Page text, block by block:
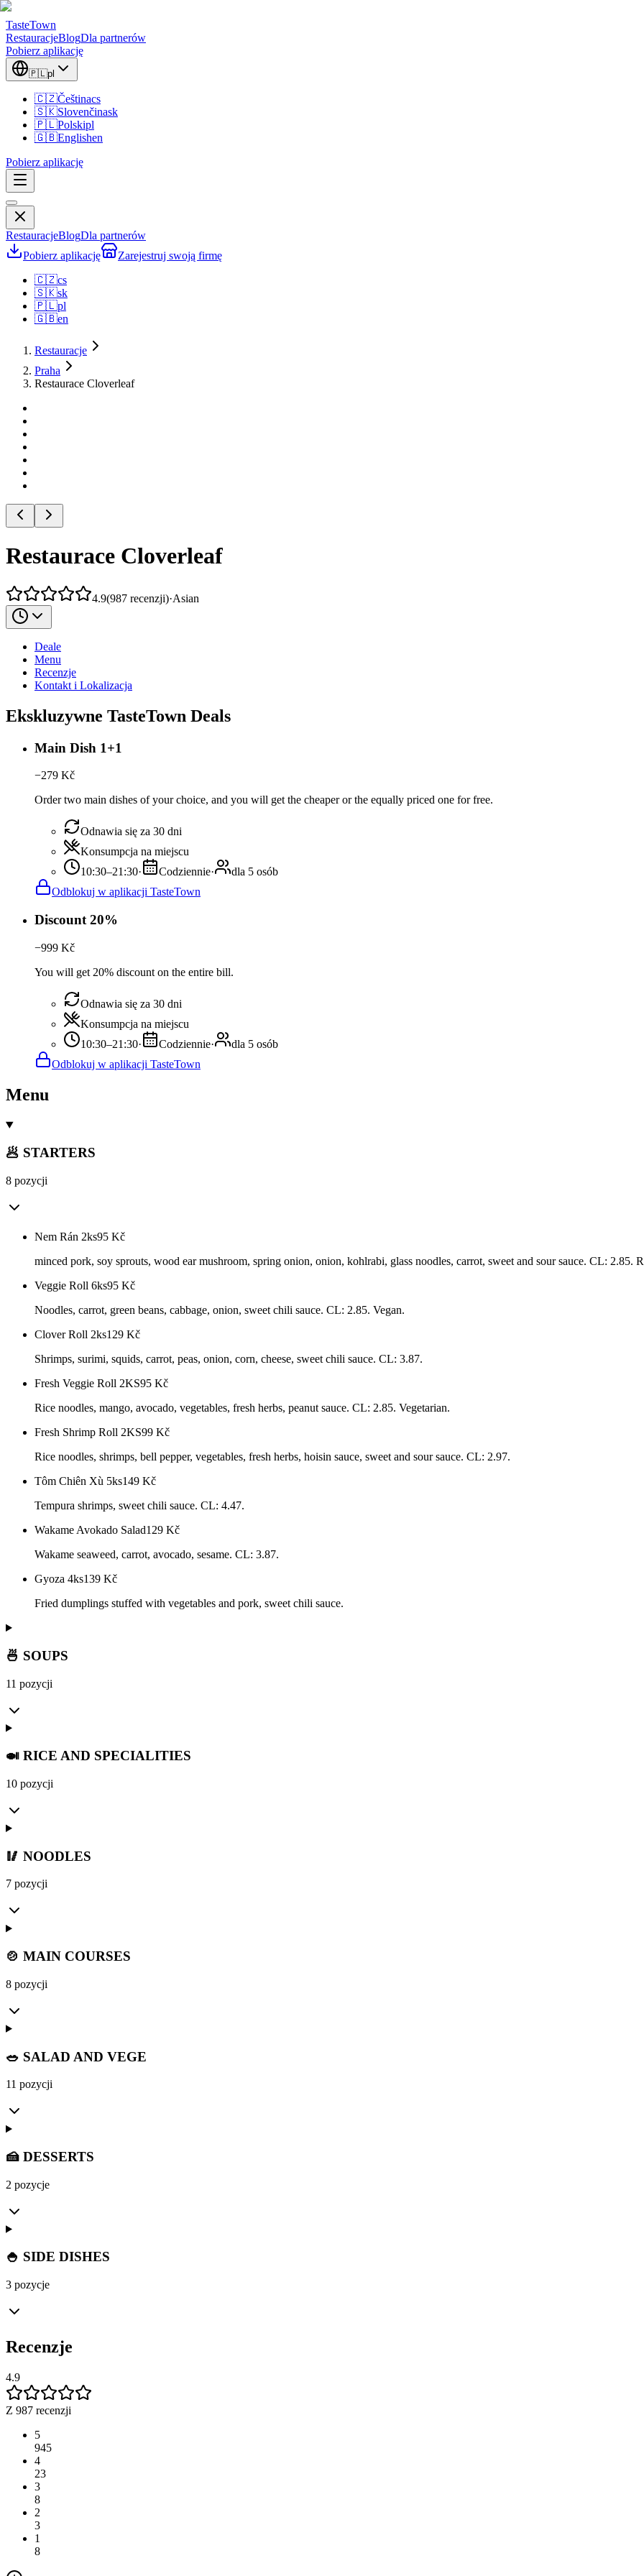
TasteTown
RestauracjeBlogDla partnerów
Pobierz aplikację
🇵🇱pl
🇨🇿Češtinacs
🇸🇰Slovenčinask
🇵🇱Polskipl
🇬🇧Englishen
Pobierz aplikację
RestauracjeBlogDla partnerów
Pobierz aplikację
Zarejestruj swoją firmę
🇨🇿cs
🇸🇰sk
🇵🇱pl
🇬🇧en
Restauracje
Praha
Restaurace Cloverleaf
Restaurace Cloverleaf
4.9(987 recenzji)·Asian
Deale
Menu
Recenzje
Kontakt i Lokalizacja
Ekskluzywne TasteTown Deals
Main Dish 1+1
−279 Kč
Order two main dishes of your choice, and you will get the cheaper or the equally priced one for free.
Odnawia się za 30 dni
Konsumpcja na miejscu
10:30–21:30· Codziennie·
dla 5 osób
Odblokuj w aplikacji TasteTown
Discount 20%
−999 Kč
You will get 20% discount on the entire bill.
Odnawia się za 30 dni
Konsumpcja na miejscu
10:30–21:30· Codziennie·
dla 5 osób
Odblokuj w aplikacji TasteTown
Menu
🥟 STARTERS
8 pozycji
Nem Rán 2ks95 Kč
minced pork, soy sprouts, wood ear mushroom, spring onion, onion, kohlrabi, glass noodles, carrot, sweet and sour sauce. CL: 2.85.
Veggie Roll 6ks95 Kč
Noodles, carrot, green beans, cabbage, onion, sweet chili sauce. CL: 2.85. Vegan.
Clover Roll 2ks129 Kč
Shrimps, surimi, squids, carrot, peas, onion, corn, cheese, sweet chili sauce. CL: 3.87.
Fresh Veggie Roll 2KS95 Kč
Rice noodles, mango, avocado, vegetables, fresh herbs, peanut sauce. CL: 2.85. Vegetarian.
Fresh Shrimp Roll 2KS99 Kč
Rice noodles, shrimps, bell pepper, vegetables, fresh herbs, hoisin sauce, sweet and sour sauce. CL: 2.97.
Tôm Chiên Xù 5ks149 Kč
Tempura shrimps, sweet chili sauce. CL: 4.47.
Wakame Avokado Salad129 Kč
Wakame seaweed, carrot, avocado, sesame. CL: 3.87.
Gyoza 4ks139 Kč
Fried dumplings stuffed with vegetables and pork, sweet chili sauce.
🍜 SOUPS
11 pozycji
🍛 RICE AND SPECIALITIES
10 pozycji
🥢 NOODLES
7 pozycji
🍲 MAIN COURSES
8 pozycji
🥗 SALAD AND VEGE
11 pozycji
🍰 DESSERTS
2 pozycje
🍚 SIDE DISHES
3 pozycje
Recenzje
4.9
Z 987 recenzji
5
945
4
23
3
8
2
3
1
8